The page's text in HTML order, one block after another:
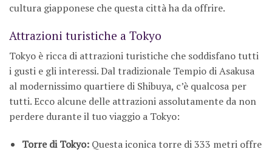
cultura giapponese che questa città ha da offrire.
Attrazioni turistiche a Tokyo
Tokyo è ricca di attrazioni turistiche che soddisfano tutti
i gusti e gli interessi. Dal tradizionale Tempio di Asakusa
al modernissimo quartiere di Shibuya, c’è qualcosa per
tutti. Ecco alcune delle attrazioni assolutamente da non
perdere durante il tuo viaggio a Tokyo:
Torre di Tokyo:Questa iconica torre di 333 metri offre